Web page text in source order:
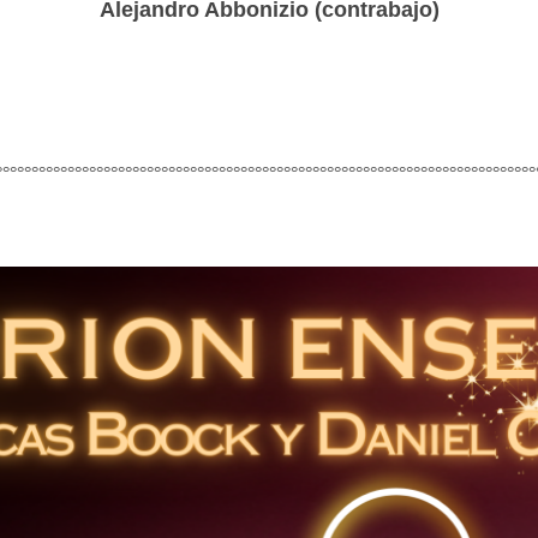
Alejandro Abbonizio (contrabajo)